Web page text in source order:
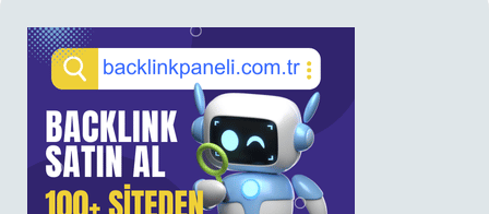
SIDEBAR